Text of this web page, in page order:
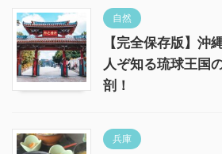
自然
【完全保存版】沖
人ぞ知る琉球王国
剖！
兵庫